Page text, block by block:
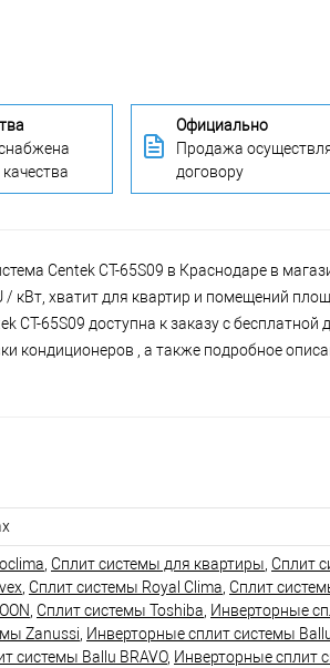
Официально
Продажа
договору
Centek CT-65S09 в Краснодаре в
/ кВт, хватит для квартир и помещений
CT-65S09 доступна к заказу с бесплатной
кондиционеров , а также подробное
, Сплит системы для квартиры, Сплит
, Сплит системы Royal Clima, Сплит
, Сплит системы Toshiba, Инверторные
Zanussi, Инверторные сплит системы
системы Ballu BRAVO, Инверторные сплит